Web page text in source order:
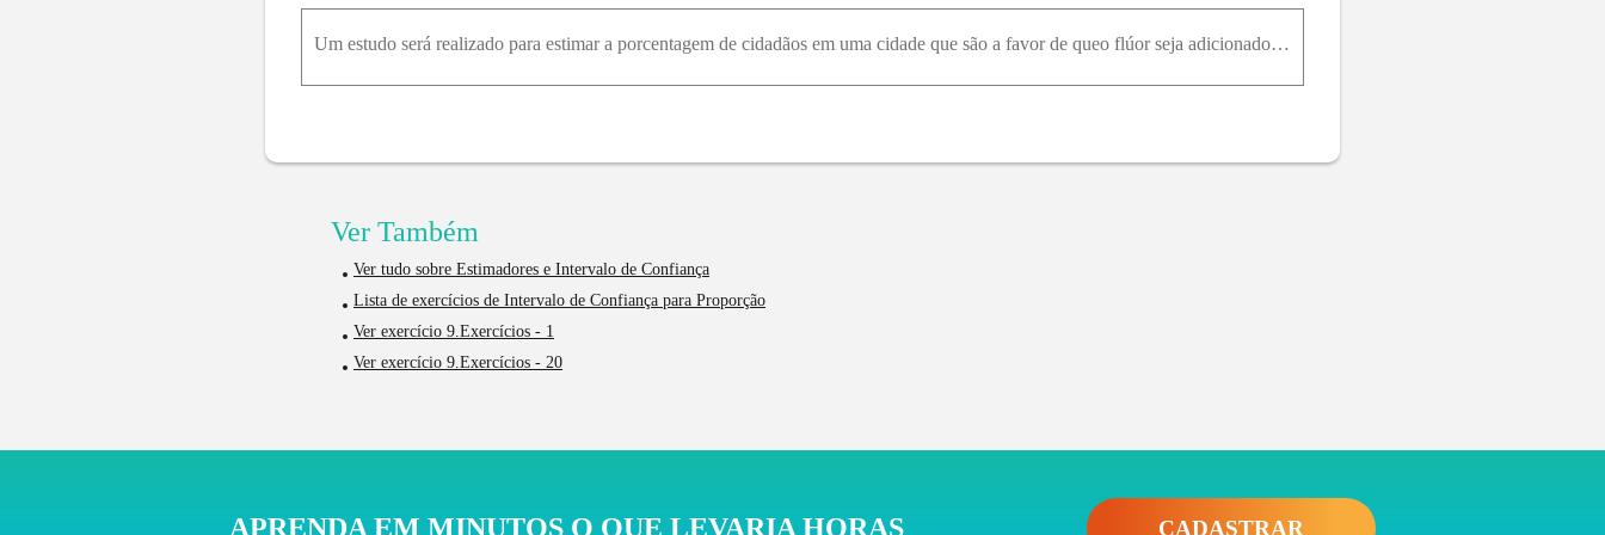
Um estudo será realizado para estimar a porcentagem de cidadãos em uma cidade que são a favor de queo flúor seja adicionado à água. Qual é o tamanho daamostra necessário se desejamos estar pelo menos
Ver Também
Ver tudo sobre Estimadores e Intervalo de Confiança
Lista de exercícios de Intervalo de Confiança para Proporção
Ver exercício 9.Exercícios - 1
Ver exercício 9.Exercícios - 20
APRENDA EM MINUTOS O QUE LEVARIA HORAS CADASTRAR